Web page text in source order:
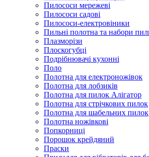
Пилососи мережеві
Пилососи садові
Пилососи-електровіники
Пильні полотна та набори
Плазморізи
Плоскогубці
Подрібнювачі кухонні
Поло
Полотна для електроножівок
Полотна для лобзиків
Полотна для пилок Алігатор
Полотна для стрічкових пилок
Полотна для шабельних пилок
Полотна ножівкові
Попкорниці
Порошок крейдяний
Праски